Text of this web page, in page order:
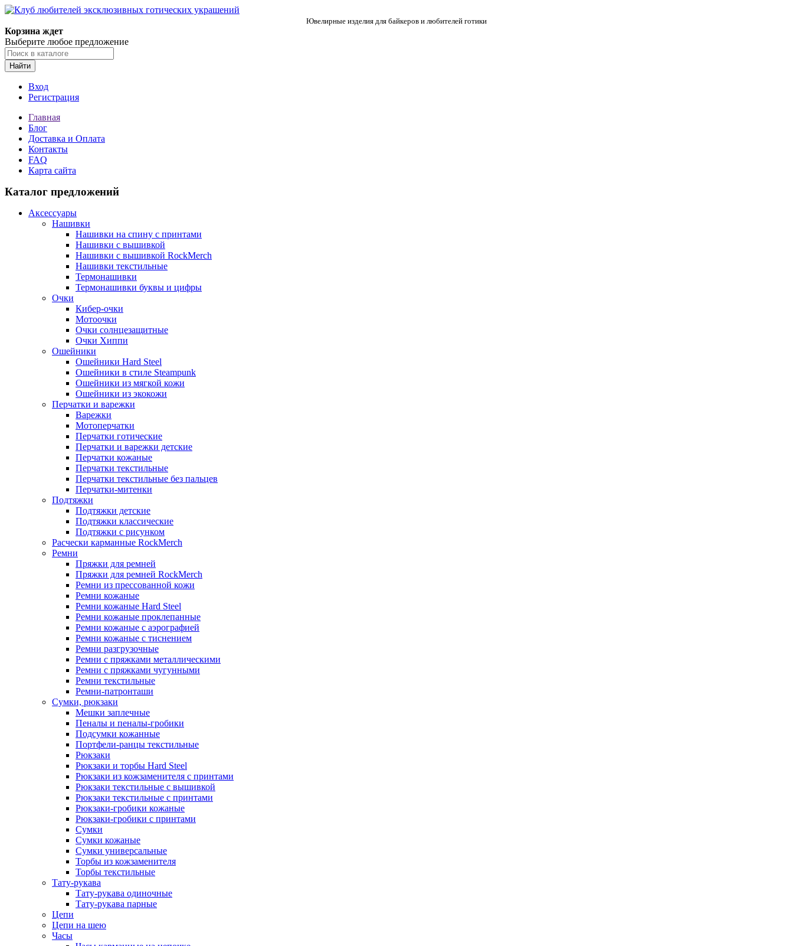
Ювелирные изделия для байкеров и любителей готики
Корзина ждет
Выберите любое предложение
Найти
Вход
Регистрация
Главная
Блог
Доставка и Оплата
Контакты
FAQ
Карта сайта
Каталог предложений
Аксессуары
Нашивки
Нашивки на спину с принтами
Нашивки с вышивкой
Нашивки с вышивкой RockMerch
Нашивки текстильные
Термонашивки
Термонашивки буквы и цифры
Очки
Кибер-очки
Мотоочки
Очки солнцезащитные
Очки Хиппи
Ошейники
Ошейники Hard Steel
Ошейники в стиле Steampunk
Ошейники из мягкой кожи
Ошейники из экокожи
Перчатки и варежки
Варежки
Мотоперчатки
Перчатки готические
Перчатки и варежки детские
Перчатки кожаные
Перчатки текстильные
Перчатки текстильные без пальцев
Перчатки-митенки
Подтяжки
Подтяжки детские
Подтяжки классические
Подтяжки с рисунком
Расчески карманные RockMerch
Ремни
Пряжки для ремней
Пряжки для ремней RockMerch
Ремни из прессованной кожи
Ремни кожаные
Ремни кожаные Hard Steel
Ремни кожаные проклепанные
Ремни кожаные с аэрографией
Ремни кожаные с тиснением
Ремни разгрузочные
Ремни с пряжками металлическими
Ремни с пряжками чугунными
Ремни текстильные
Ремни-патронташи
Сумки, рюкзаки
Мешки заплечные
Пеналы и пеналы-гробики
Подсумки кожанные
Портфели-ранцы текстильные
Рюкзаки
Рюкзаки и торбы Hard Steel
Рюкзаки из кожзаменителя с принтами
Рюкзаки текстильные с вышивкой
Рюкзаки текстильные с принтами
Рюкзаки-гробики кожаные
Рюкзаки-гробики с принтами
Сумки
Сумки кожаные
Сумки универсальные
Торбы из кожзаменителя
Торбы текстильные
Тату-рукава
Тату-рукава одиночные
Тату-рукава парные
Цепи
Цепи на шею
Часы